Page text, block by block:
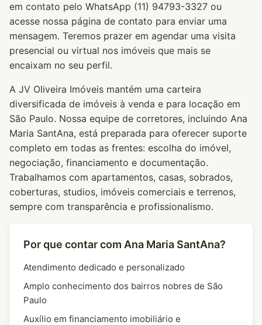
em contato pelo WhatsApp (11) 94793-3327 ou
acesse nossa página de contato para enviar uma
mensagem. Teremos prazer em agendar uma visita
presencial ou virtual nos imóveis que mais se
encaixam no seu perfil.
A JV Oliveira Imóveis mantém uma carteira
diversificada de imóveis à venda e para locação em
São Paulo. Nossa equipe de corretores, incluindo Ana
Maria SantAna, está preparada para oferecer suporte
completo em todas as frentes: escolha do imóvel,
negociação, financiamento e documentação.
Trabalhamos com apartamentos, casas, sobrados,
coberturas, studios, imóveis comerciais e terrenos,
sempre com transparência e profissionalismo.
Por que contar com Ana Maria SantAna?
Atendimento dedicado e personalizado
Amplo conhecimento dos bairros nobres de São
Paulo
Auxílio em financiamento imobiliário e